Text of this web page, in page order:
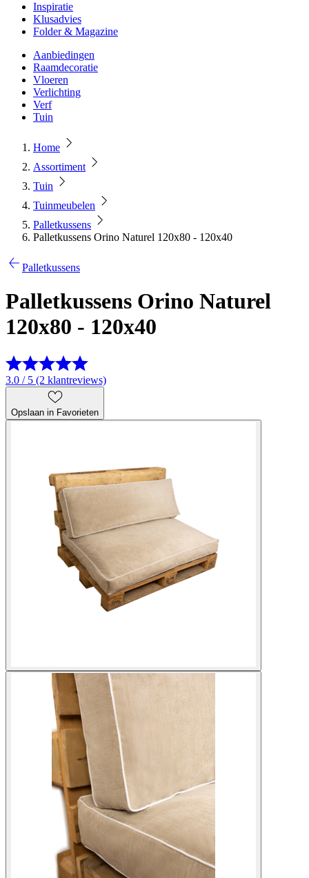
Inspiratie
Klusadvies
Folder & Magazine
Aanbiedingen
Raamdecoratie
Vloeren
Verlichting
Verf
Tuin
Home
Assortiment
Tuin
Tuinmeubelen
Palletkussens
Palletkussens Orino Naturel 120x80 - 120x40
Palletkussens
Palletkussens Orino Naturel
120x80 - 120x40
3.0 / 5 (2 klantreviews)
Opslaan in Favorieten